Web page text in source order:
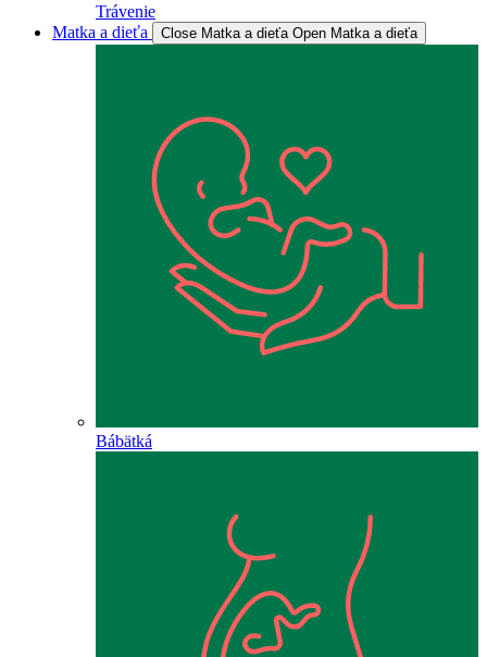
Trávenie
Matka a dieťa
Close Matka a dieťa Open Matka a dieťa
Bábätká